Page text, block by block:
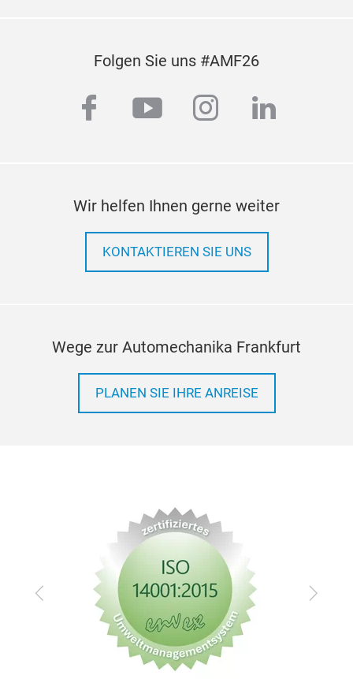
Folgen Sie uns #AMF26
facebook
youtubeinstagram
linkedin
Wir helfen Ihnen gerne weiter
KONTAKTIEREN SIE UNS
Wege zur Automechanika Frankfurt
PLANEN SIE IHRE ANREISE
Zurück Vor